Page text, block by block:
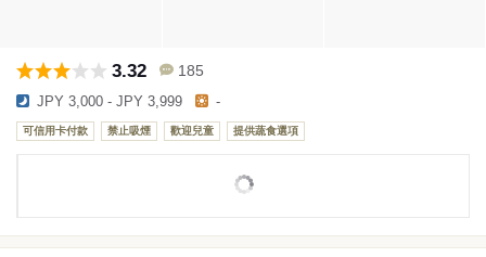
3.32 185
JPY 3,000 - JPY 3,999 -
可信用卡付款 禁止吸煙 歡迎兒童 提供蔬食選項